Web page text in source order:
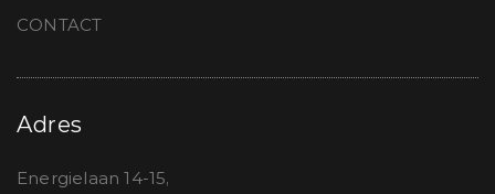
CONTACT
Adres
Energielaan 14-15,